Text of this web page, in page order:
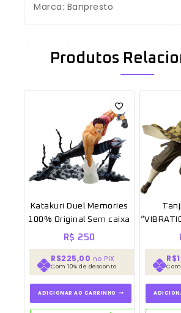
Marca: Banpresto
Produtos
Katakuri Duel Memories
100% Original Sem caixa
R$ 250
R$225,00 no PIX
Com 10% de desconto
ADICIONAR AO CARRINHO